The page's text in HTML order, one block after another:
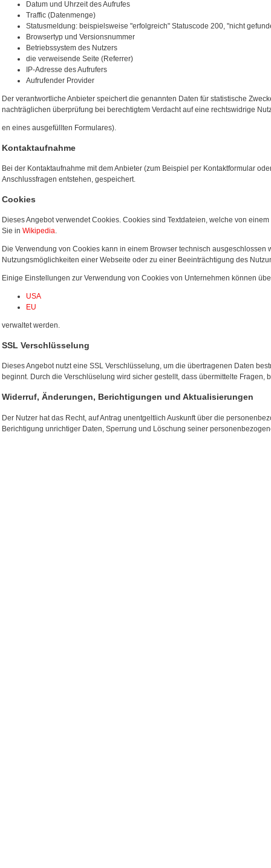
Datum und Uhrzeit des Aufrufes
Traffic (Datenmenge)
Statusmeldung: beispielsweise "erfolgreich" Statuscode 200, "nicht
Browsertyp und Versionsnummer
Betriebssystem des Nutzers
die verweisende Seite (Referrer)
IP-Adresse des Aufrufers
Aufrufender Provider
Der verantwortliche Anbieter speichert die genannten Daten für statistische
nachträglichen überprüfung bei berechtigtem Verdacht auf eine rechtswidrige
en eines ausgefüllten Formulares).
Kontaktaufnahme
Bei der Kontaktaufnahme mit dem Anbieter (zum Beispiel per Kontaktformular
Anschlussfragen entstehen, gespeichert.
Cookies
Dieses Angebot verwendet Cookies. Cookies sind Textdateien, welche von
Sie in Wikipedia.
Die Verwendung von Cookies kann in einem Browser technisch
Nutzungsmöglichkeiten einer Webseite oder zu einer Beeinträchtigung des
Einige Einstellungen zur Verwendung von Cookies von Unternehmen können
USA
EU
verwaltet werden.
SSL Verschlüsselung
Dieses Angebot nutzt eine SSL Verschlüsselung, um die übertragenen Daten
beginnt. Durch die Verschlüselung wird sicher gestellt, dass übermittelte
Widerruf, Änderungen, Berichtigungen und Aktualisierungen
Der Nutzer hat das Recht, auf Antrag unentgeltlich Auskunft über die
Berichtigung unrichtiger Daten, Sperrung und Löschung seiner